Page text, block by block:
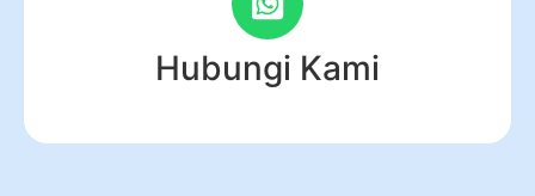
Hubungi Kami